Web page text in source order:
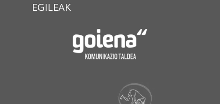
EGILEAK